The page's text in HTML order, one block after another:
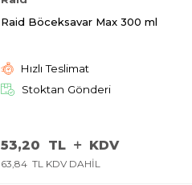
Raid Böceksavar Max 300 ml
Hızlı Teslimat
Stoktan Gönderi
53,20 TL KDV
63,84 TL KDV DAHİL